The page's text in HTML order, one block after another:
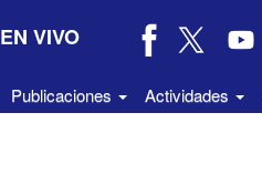
EN VIVO
Publicaciones Actividades